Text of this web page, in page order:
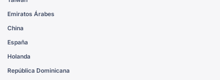
Emiratos Árabes
China
España
Holanda
República Dominicana